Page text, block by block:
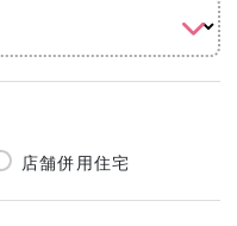
店舗併用住宅